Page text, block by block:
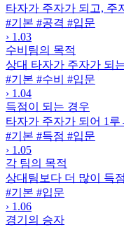
타자가 주자가 되고, 주
#기본 #공격 #입문
› 1.03
수비팀의 목적
상대 타자가 주자가 되
#기본 #수비
#입문
› 1.04
득점이 되는 경우
타자가 주자가 되어 1
#기본 #득점 #입문
› 1.05
각 팀의 목적
상대팀보다 더 많이 득
#기본 #입문
› 1.06
경기의 승자